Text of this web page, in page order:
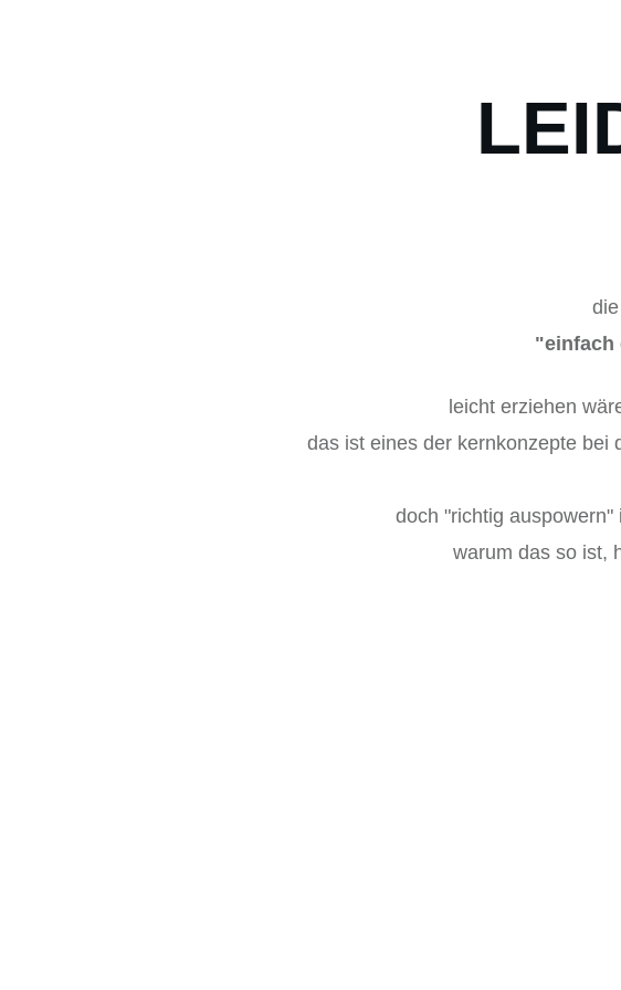
"einfach
leicht erziehen
das ist eines der kernkonzepte bei
doch "richtig
warum das so ist,